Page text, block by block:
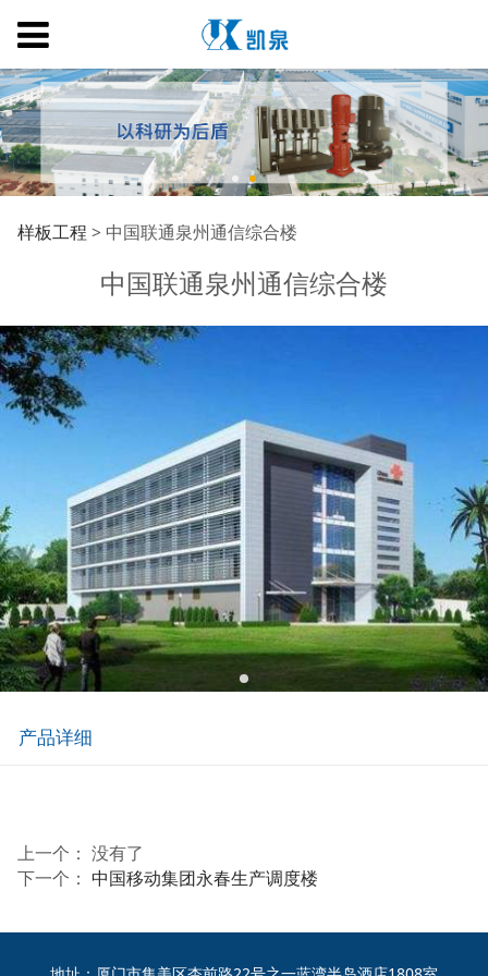
中国联通泉州通信综合
楼
样板工程> 中国联通泉州通信综合楼
中国联通泉州通信综合楼
产品详细
上一个： 没有了
下一个： 中国移动集团永春生产调度楼